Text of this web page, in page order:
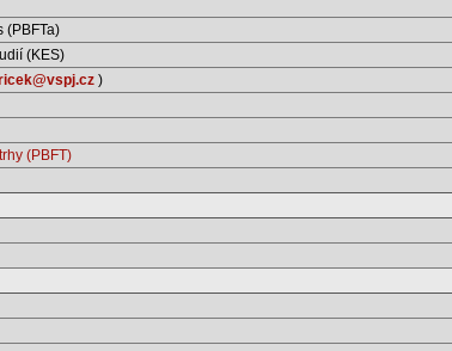
(PBFTa)
(KES)
)
(PBFT)